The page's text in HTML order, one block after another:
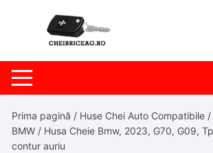
Prima pagină / Huse Chei Auto Compatibile /
BMW / Husa Cheie Bmw, 2023, G70, G09,
contur auriu